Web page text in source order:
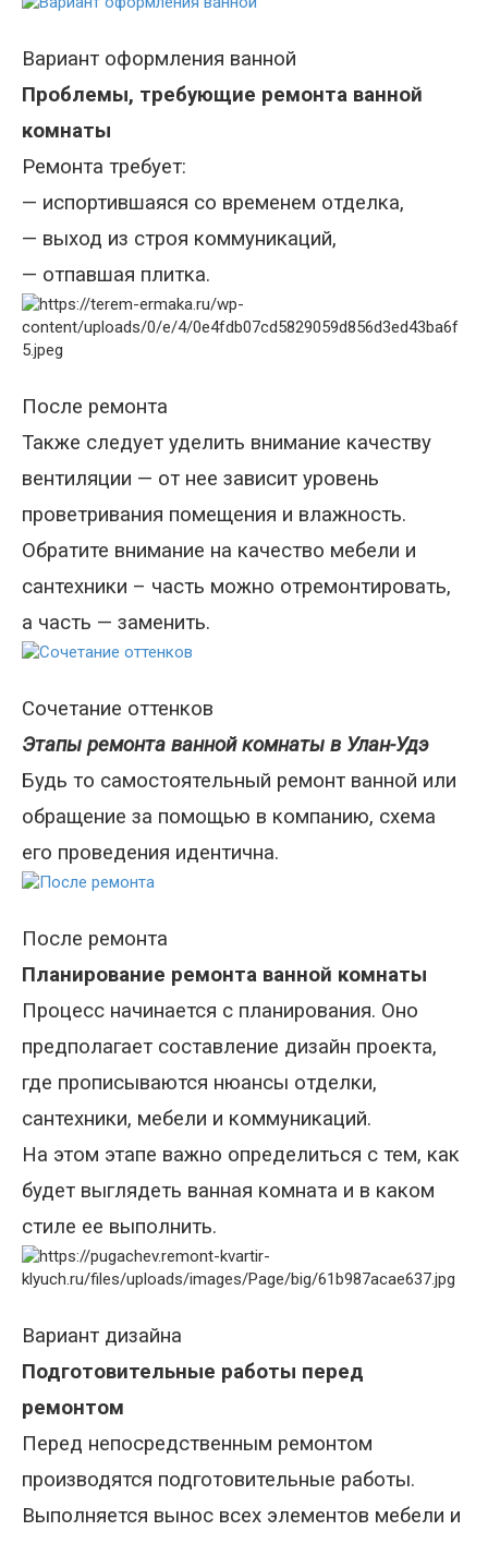
Вариант оформления ванной
Проблемы, требующие ремонта ванной
комнаты
Ремонта требует:
— испортившаяся со временем отделка,
— выход из строя коммуникаций,
— отпавшая плитка.
После ремонта
Также следует уделить внимание качеству
вентиляции — от нее зависит уровень
проветривания помещения и влажность.
Обратите внимание на качество мебели и
сантехники – часть можно отремонтировать,
а часть — заменить.
Сочетание оттенков
Этапы ремонта ванной комнаты в Улан-Удэ
Будь то самостоятельный ремонт ванной или
обращение за помощью в компанию, схема
его проведения идентична.
После ремонта
Планирование ремонта ванной комнаты
Процесс начинается с планирования. Оно
предполагает составление дизайн проекта,
где прописываются нюансы отделки,
сантехники, мебели и коммуникаций.
На этом этапе важно определиться с тем, как
будет выглядеть ванная комната и в каком
стиле ее выполнить.
Вариант дизайна
Подготовительные работы перед
ремонтом
Перед непосредственным ремонтом
производятся подготовительные работы.
Выполняется вынос всех элементов мебели и